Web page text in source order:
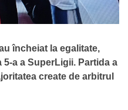
încheiat la egalitate,
a a SuperLigii. Partida a
create de arbitrul